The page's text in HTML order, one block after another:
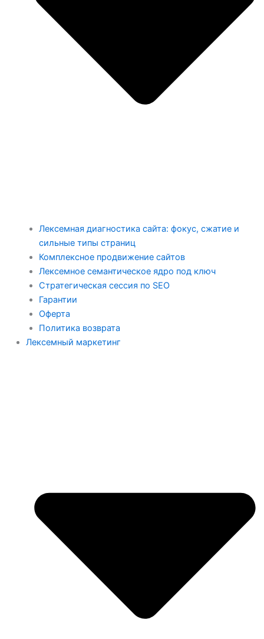
Лексемная диагностика сайта: фокус, сжатие и
сильные типы страниц
Комплексное продвижение сайтов
Лексемное семантическое ядро под ключ
Стратегическая сессия по SEO
Гарантии
Оферта
Политика возврата
Лексемный маркетинг